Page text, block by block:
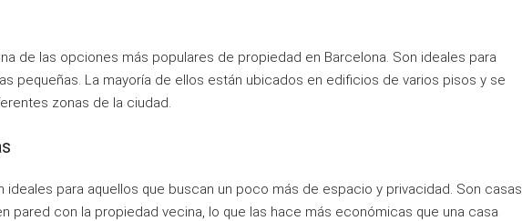
de las opciones más populares de propiedad en Barcelona. Son ideales para
pequeñas. La mayoría de ellos están ubicados en edificios de varios pisos y se
zonas de la ciudad.
ideales para aquellos que buscan un poco más de espacio y privacidad. Son casas
pared con la propiedad vecina, lo que las hace más económicas que una casa